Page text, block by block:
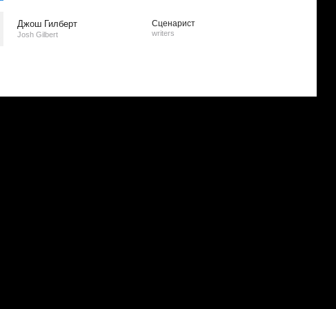
Джош Гилберт
Josh Gilbert
Сценарист
writers